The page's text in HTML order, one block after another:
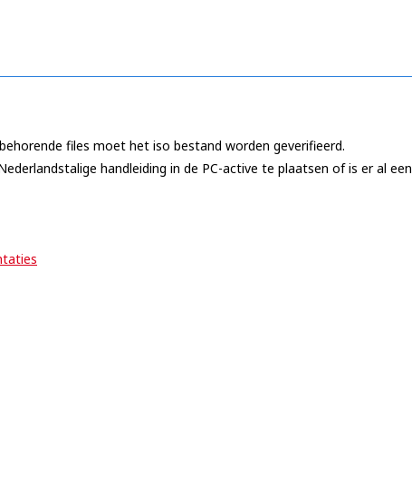
files moet het iso bestand worden geverifieerd.
handleiding in de PC-active te plaatsen of is er al een